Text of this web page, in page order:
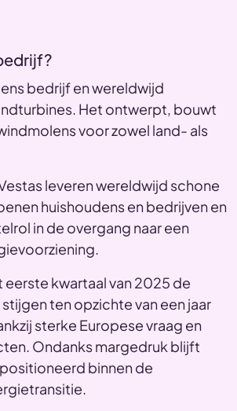
bedrijf en wereldwijd
Het ontwerpt, bouwt
voor zowel land- als
leveren wereldwijd schone
huishoudens en bedrijven en
in de overgang naar een
eerste kwartaal van 2025 de
ten opzichte van een jaar
sterke Europese vraag en
Ondanks margedruk blijft
binnen de